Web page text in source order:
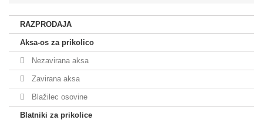
RAZPRODAJA
Aksa-os za prikolico
Nezavirana aksa
Zavirana aksa
Blažilec osovine
Blatniki za prikolice